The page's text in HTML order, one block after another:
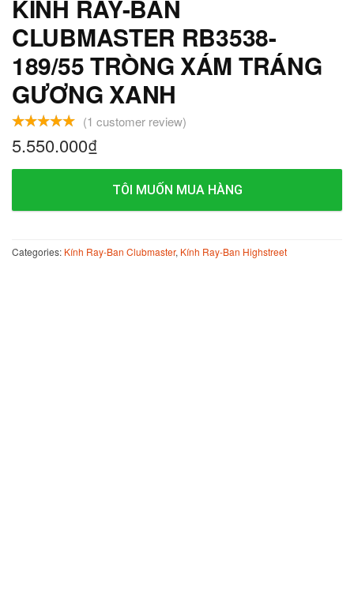
KÍNH RAY-BAN
CLUBMASTER RB3538-
189/55 TRÒNG XÁM TRÁNG
GƯƠNG XANH
(1 customer review)
5.550.000₫
TÔI MUỐN MUA HÀNG
Categories: Kính Ray-Ban Clubmaster, Kính Ray-Ban Highstreet